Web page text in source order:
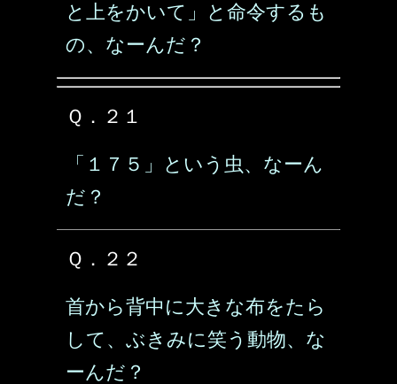
と上をかいて」と命令するも
の、なーんだ？
Ｑ．２１
「１７５」という虫、なーん
だ？
Ｑ．２２
首から背中に大きな布をたら
して、ぶきみに笑う動物、な
ーんだ？